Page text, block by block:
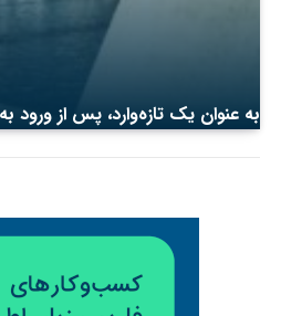
به عنوان یک تازه‌وارد، پس از ورود